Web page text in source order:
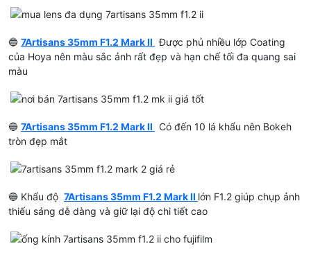
🔵 7Artisans 35mm F1.2 Mark II Được phủ nhiều lớp Coating
của Hoya nên màu sắc ảnh rất đẹp và hạn chế tối đa quang sai
màu
🔵 7Artisans 35mm F1.2 Mark II Có đến 10 lá khẩu nên Bokeh
tròn đẹp mắt
🔵 Khẩu độ 7Artisans 35mm F1.2 Mark II lớn F1.2 giúp chụp ảnh
thiếu sáng dễ dàng và giữ lại độ chi tiết cao